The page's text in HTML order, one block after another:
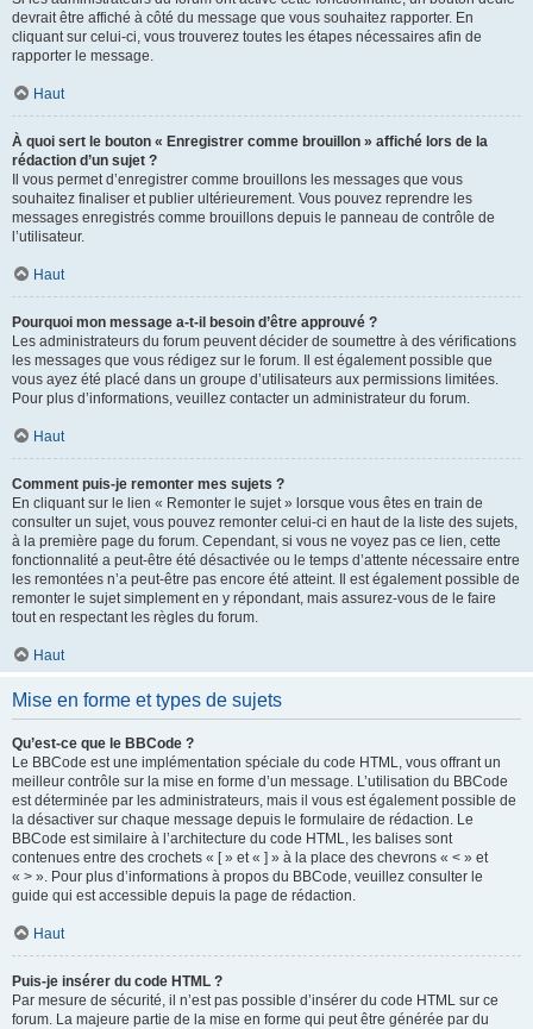
devrait être affiché à côté du message que vous souhaitez rapporter. En
cliquant sur celui-ci, vous trouverez toutes les étapes nécessaires afin de
rapporter le message.
Haut
À quoi sert le bouton « Enregistrer comme brouillon » affiché lors de la
rédaction d’un sujet ?
Il vous permet d’enregistrer comme brouillons les messages que vous
souhaitez finaliser et publier ultérieurement. Vous pouvez reprendre les
messages enregistrés comme brouillons depuis le panneau de contrôle de
l’utilisateur.
Haut
Pourquoi mon message a-t-il besoin d’être approuvé ?
Les administrateurs du forum peuvent décider de soumettre à des vérifications
les messages que vous rédigez sur le forum. Il est également possible que
vous ayez été placé dans un groupe d’utilisateurs aux permissions limitées.
Pour plus d’informations, veuillez contacter un administrateur du forum.
Haut
Comment puis-je remonter mes sujets ?
En cliquant sur le lien « Remonter le sujet » lorsque vous êtes en train de
consulter un sujet, vous pouvez remonter celui-ci en haut de la liste des sujets,
à la première page du forum. Cependant, si vous ne voyez pas ce lien, cette
fonctionnalité a peut-être été désactivée ou le temps d’attente nécessaire entre
les remontées n’a peut-être pas encore été atteint. Il est également possible de
remonter le sujet simplement en y répondant, mais assurez-vous de le faire
tout en respectant les règles du forum.
Haut
Mise en forme et types de sujets
Qu’est-ce que le BBCode ?
Le BBCode est une implémentation spéciale du code HTML, vous offrant un
meilleur contrôle sur la mise en forme d’un message. L’utilisation du BBCode
est déterminée par les administrateurs, mais il vous est également possible de
la désactiver sur chaque message depuis le formulaire de rédaction. Le
BBCode est similaire à l’architecture du code HTML, les balises sont
contenues entre des crochets « [ » et « ] » à la place des chevrons « < » et
« > ». Pour plus d’informations à propos du BBCode, veuillez consulter le
guide qui est accessible depuis la page de rédaction.
Haut
Puis-je insérer du code HTML ?
Par mesure de sécurité, il n’est pas possible d’insérer du code HTML sur ce
forum. La majeure partie de la mise en forme qui peut être générée par du